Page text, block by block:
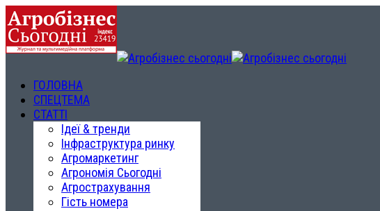
ГОЛОВНА
СПЕЦТЕМА
СТАТТІ
Ідеї & тренди
Інфраструктура ринку
Агромаркетинг
Агрономія Сьогодні
Агрострахування
Гість номера